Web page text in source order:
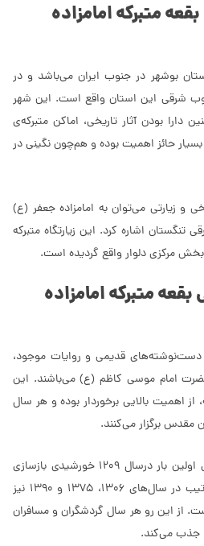
متبرکه امامزاده
بوشهر در جنوب ایران می‌باشد و در
کیلومتری جنوب شرقی این استان واقع است. این شهر
دارا بودن آثار تاریخی، اماکن متبرکه‌‌ی
حائز اهمیت بوده و هم‌چون نگینی در
و زیارتی می‌توان به امامزاده جعفر (ع)
شرقی تنگستان اشاره کرد. این زیارتگاه متبرکه
مرکزی دلوار واقع گردیده است.
متبرکه امامزاده
دست‌نوشته‌های قدیمی و روایات موجود،
حضرت امام موسی کاظم (ع) می‌باشند. این
اهمیت بالایی برخوردار بوده و هر سال
مقدس برگزار می‌کنند.
امامزاده جعفر‌بن موسی (ع) برای اولین بار درسال 1209 خورشیدی بازسازی
گردیده است و پس از آن به ترتیب در سال‌های 1306، 1375 و 1390 نیز
از این رو هر سال گردشگران و مسافران
جذب می‌کند.